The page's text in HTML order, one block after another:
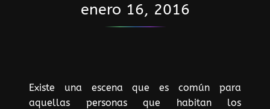
enero 16, 2016
Existe una escena que es común para
aquellas personas que habitan los